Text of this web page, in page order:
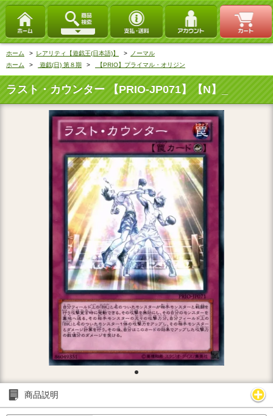
ホーム > レアリティ【遊戯王(日本語)】 >
ノーマル
ホーム
> 遊戯(日) 第８期 > 【PRIO】プライマル・オリジン
ラスト・カウンター 【PRIO-JP071】【N】_
商品説明